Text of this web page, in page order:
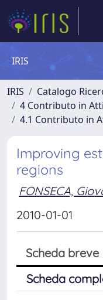
IRIS
IRIS
Catalogo
4 Contributo in
4.1 Contributo in
Improving
regions
FONSECA,
2010-01-01
Scheda breve
Scheda